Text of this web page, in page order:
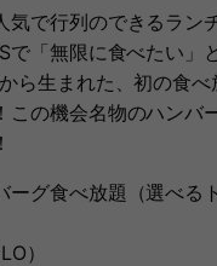
気で行列のできるラン
で「無限に食べたい」
ら生まれた、初の食べ
この機会名物のハンバ
ーグ食べ放題（選べる
）